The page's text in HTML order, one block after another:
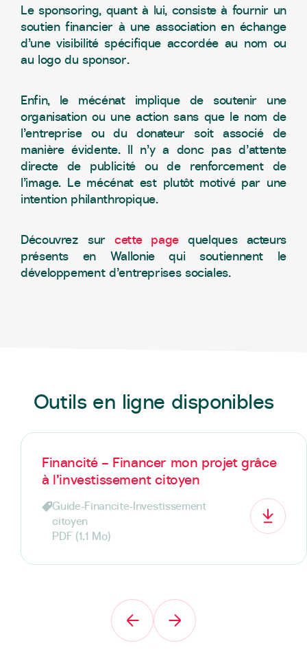
Le sponsoring, quant à lui, consiste à fournir un
soutien financier à une association en échange
d’une visibilité spécifique accordée au nom ou
au logo du sponsor.
Enfin, le mécénat implique de soutenir une
organisation ou une action sans que le nom de
l’entreprise ou du donateur soit associé de
manière évidente. Il n’y a donc pas d’attente
directe de publicité ou de renforcement de
l’image. Le mécénat est plutôt motivé par une
intention philanthropique.
Découvrez surcette page quelques acteurs
présents en Wallonie qui soutiennent le
développement d’entreprises sociales.
Outils en ligne disponibles
Financité – Financer mon projet grâce
à l’investissement citoyen
Guide-Financite-Investissement
citoyen
PDF (1.1 Mo)